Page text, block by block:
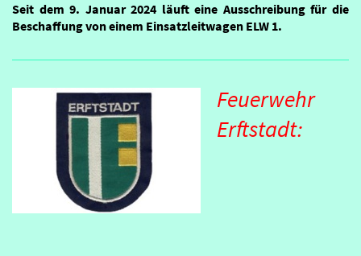
Seit dem 9. Januar 2024 läuft eine Ausschreibung für die
Beschaffung von einem Einsatzleitwagen ELW 1.
Feuerwehr
Erftstadt: